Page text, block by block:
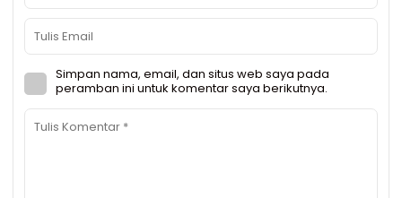
Simpan nama, email, dan situs web saya pada
peramban ini untuk komentar saya berikutnya.